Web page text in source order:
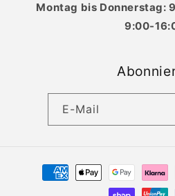
Montag bis Donnerstag:
9:00-
E-Mail
Zahlungsmethoden